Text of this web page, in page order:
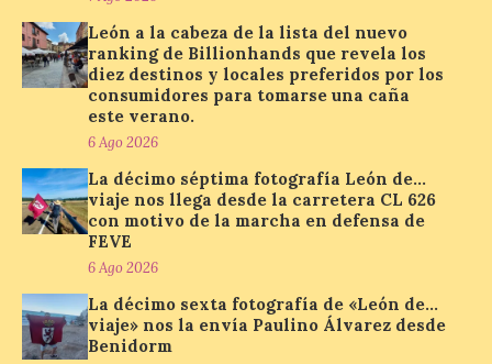
Última llamada: Eclipse
total del 12 de agosto.
Dónde alojarse y a qué
precio
7 Ago 2026
económica (116€/noche),
más agotadas: solo un 4%
de alojamientos libres.
Zamora, Palencia y Álava son las
provincias con menos margen: apenas un
León a la cabeza de la lista del nuevo
ranking de Billionhands que revela los
diez destinos y locales preferidos por los
consumidores para tomarse una caña
este verano.
6 Ago 2026
La décimo séptima fotografía León de…
viaje nos llega desde la carretera CL 626
con motivo de la marcha en defensa de
FEVE
6 Ago 2026
La décimo sexta fotografía de «León de…
viaje» nos la envía Paulino Álvarez desde
Benidorm